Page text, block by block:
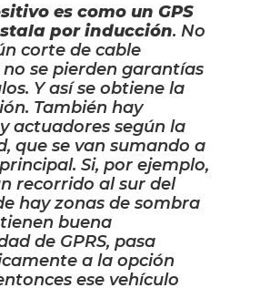
es como un GPS
por inducción. No
corte de cable
se pierden garantías
Y así se obtiene la
También hay
actuadores según la
que se van sumando a
Si, por ejemplo,
recorrido al sur del
hay zonas de sombra
buena
de GPRS, pasa
a la opción
ese vehículo